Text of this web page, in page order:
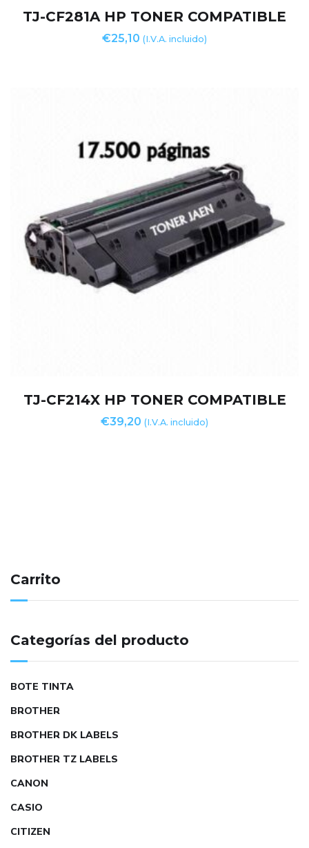
TJ-CF281A HP TONER COMPATIBLE
€25,10 (I.V.A. incluido)
TJ-CF214X HP TONER COMPATIBLE
€39,20 (I.V.A. incluido)
Carrito
Categorías del producto
BOTE TINTA
BROTHER
BROTHER DK LABELS
BROTHER TZ LABELS
CANON
CASIO
CITIZEN